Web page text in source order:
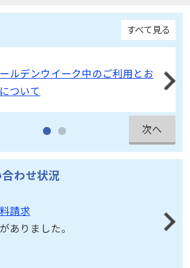
すべて見る
ールデンウイーク中のご利用とお
ついて
次へ
わせ状況
請求
ありました。